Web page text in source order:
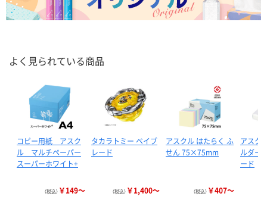
よく見られている商品
コピー用紙 アスク
ル マルチペーパー
スーパーホワイト+
（税込） ￥149～
タカラトミー ベイブ
レード
（税込） ￥1,400～
アスクル はたらく ふ
せん 75×75mm
（税込） ￥407～
アスク
ルダー
ード